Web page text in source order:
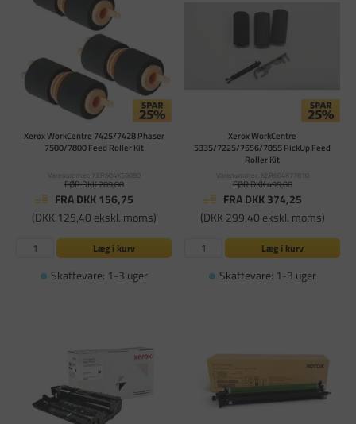
Xerox WorkCentre 7425/7428 Phaser
7500/7800 Feed Roller Kit
Varenummer: XER604K56080
FØR DKK 209,00
FRA DKK 156,75
(DKK 125,40 ekskl. moms)
Læg i kurv
Skaffevare: 1-3 uger
Xerox WorkCentre
5335/7225/7556/7855 PickUp Feed
Roller Kit
Varenummer: XER604K77810
FØR DKK 499,00
FRA DKK 374,25
(DKK 299,40 ekskl. moms)
Læg i kurv
Skaffevare: 1-3 uger